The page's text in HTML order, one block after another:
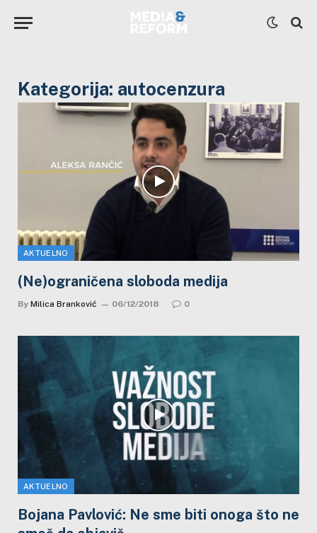
Kategorija: autocenzura
AKTUELNO
(Ne)ograničena sloboda medija
By Milica Branković 06/12/2018 0
AKTUELNO
Bojana Pavlović: Ne sme biti onoga što ne